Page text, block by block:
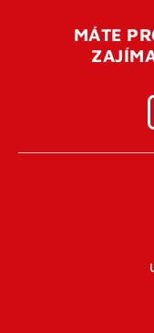
otevření tohoto
přihlásit.
MÁTE